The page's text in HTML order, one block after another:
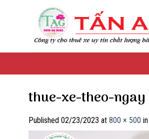
thue-xe-theo-ngay
Published 02/23/2023 at 800 × 500 in